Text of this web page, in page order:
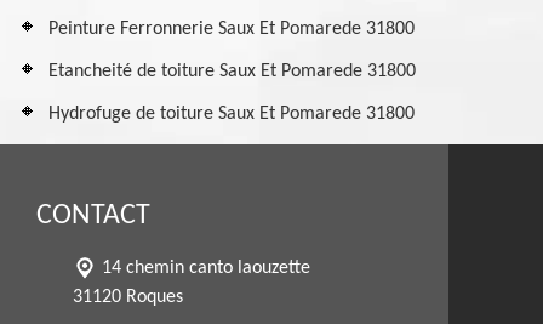
Peinture Ferronnerie Saux Et Pomarede 31800
Etancheité de toiture Saux Et Pomarede 31800
Hydrofuge de toiture Saux Et Pomarede 31800
CONTACT
14 chemin canto laouzette
31120 Roques